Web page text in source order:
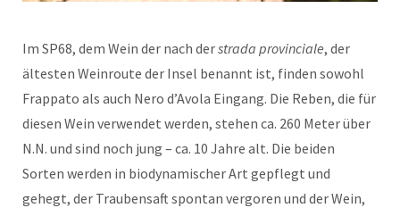
Im SP68, dem Wein der nach derstrada provinciale, der
ältesten Weinroute der Insel benannt ist, finden sowohl
Frappato als auch Nero d’Avola Eingang. Die Reben, die für
diesen Wein verwendet werden, stehen ca. 260 Meter über
N.N. und sind noch jung – ca. 10 Jahre alt. Die beiden
Sorten werden in biodynamischer Art gepflegt und
gehegt, der Traubensaft spontan vergoren und der Wein,